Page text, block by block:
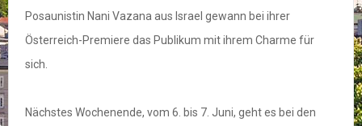
Posaunistin Nani Vazana aus Israel gewann bei ihrer
Österreich-Premiere das Publikum mit ihrem Charme für
sich.
Nächstes Wochenende, vom 6. bis 7. Juni, geht es bei den